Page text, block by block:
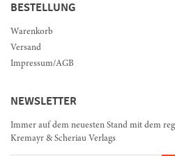
BESTELLUNG
Warenkorb
Versand
Impressum/AGB
NEWSLETTER
Immer auf dem neuesten Stand mit dem
Kremayr & Scheriau Verlags